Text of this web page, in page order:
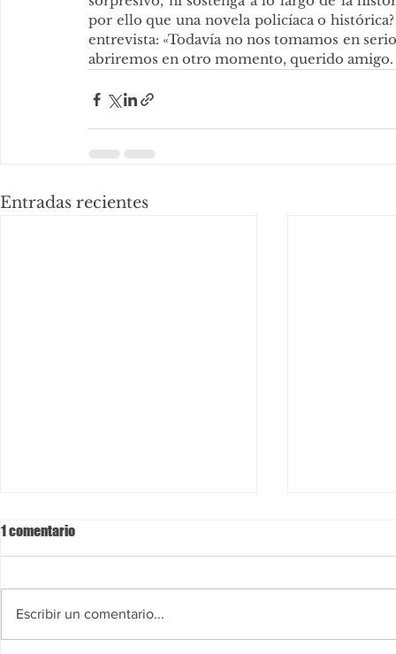
por ello que una novela policíaca o
entrevista: «Todavía no nos tomamos en
abriremos en otro momento, querido amigo.
Entradas recientes
1 comentario
Escribir un comentario...